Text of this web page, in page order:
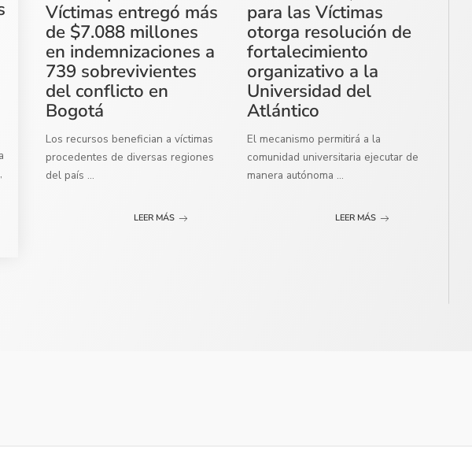
Víctimas entregó más
de $7.088 millones
en indemnizaciones a
739 sobrevivientes
del conflicto en
Bogotá
Los recursos benefician a víctimas
procedentes de diversas regiones
del país ...
LEER MÁS
para las Víctimas
otorga resolución de
fortalecimiento
organizativo a la
Universidad del
Atlántico
El mecanismo permitirá a la
comunidad universitaria ejecutar de
manera autónoma ...
LEER MÁS